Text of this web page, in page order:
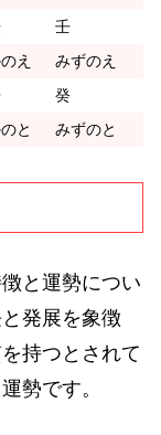
壬
え
みずのえ
癸
と みずのと
と運勢につい
発展を象徴
持つとされて
勢です。